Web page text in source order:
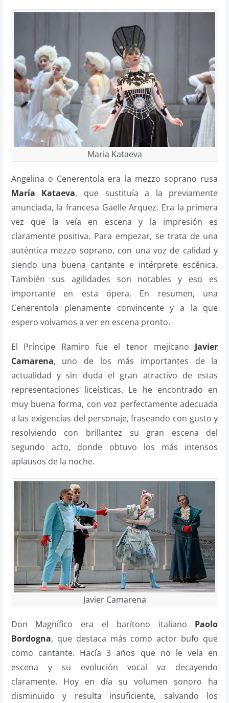
Maria Kataeva
Angelina o Cenerentola era la mezzo soprano rusa
María Kataeva, que sustituía a la previamente
anunciada, la francesa Gaelle Arquez. Era la primera
vez que la veía en escena y la impresión es
claramente positiva. Para empezar, se trata de una
auténtica mezzo soprano, con una voz de calidad y
siendo una buena cantante e intérprete escénica.
También sus agilidades son notables y eso es
importante en esta ópera. En resumen, una
Cenerentola plenamente convincente y a la que
espero volvamos a ver en escena pronto.
El Príncipe Ramiro fue el tenor mejicano Javier
Camarena, uno de los más importantes de la
actualidad y sin duda el gran atractivo de estas
representaciones liceísticas. Le he encontrado en
muy buena forma, con voz perfectamente adecuada
a las exigencias del personaje, fraseando con gusto y
resolviendo con brillantez su gran escena del
segundo acto, donde obtuvo los más intensos
aplausos de la noche.
Javier Camarena
Don Magnífico era el barítono italiano Paolo
Bordogna, que destaca más como actor bufo que
como cantante. Hacía 3 años que no le veía en
escena y su evolución vocal va decayendo
claramente. Hoy en día su volumen sonoro ha
disminuido y resulta insuficiente, salvando los